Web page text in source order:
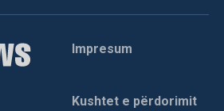
Impresum
Kushtet e përdorimit